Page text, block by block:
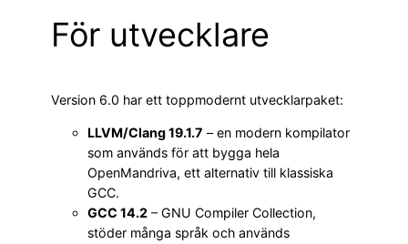
För utvecklare
Version 6.0 har ett toppmodernt utvecklarpaket:
LLVM/Clang 19.1.7 – en modern kompilator
som används för att bygga hela
OpenMandriva, ett alternativ till klassiska
GCC.
GCC 14.2 – GNU Compiler Collection,
stöder många språk och används